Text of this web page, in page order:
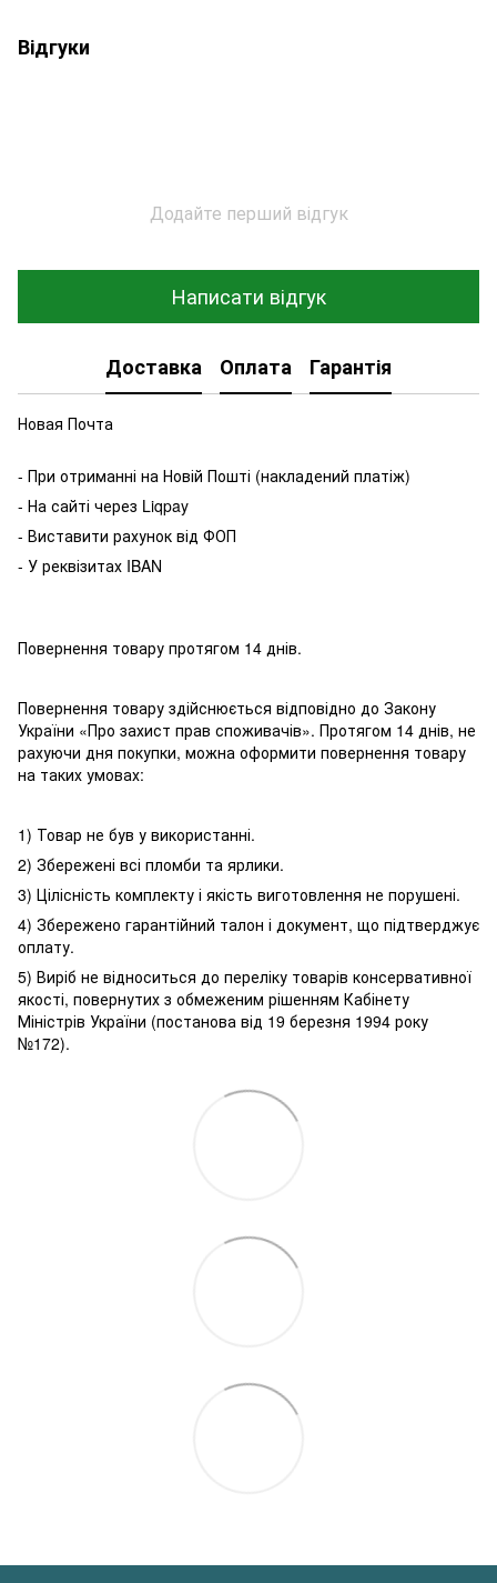
Відгуки
Додайте перший відгук
Написати відгук
Доставка Оплата Гарантія
Новая Почта
- При отриманні на Новій Пошті (накладений платіж)
- На сайті через Liqpay
- Виставити рахунок від ФОП
- У реквізитах IBAN
Повернення товару протягом 14 днів.
Повернення товару здійснюється відповідно до Закону
України «Про захист прав споживачів». Протягом 14 днів, не
рахуючи дня покупки, можна оформити повернення товару
на таких умовах:
1) Товар не був у використанні.
2) Збережені всі пломби та ярлики.
3) Цілісність комплекту і якість виготовлення не порушені.
4) Збережено гарантійний талон і документ, що підтверджує
оплату.
5) Виріб не відноситься до переліку товарів консервативної
якості, повернутих з обмеженим рішенням Кабінету
Міністрів України (постанова від 19 березня 1994 року
№172).